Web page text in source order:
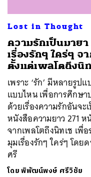
Lost in Thought
ความรักเป็นมาย
เรื่องรักๆ ใคร่ๆ จ
ตั้งแต่เพลโตถึงนิ
เพราะ ‘รัก’ มีหลายรู
แบบไหน เพื่อการศึกษา
ด้วยเรื่องความรักอันจ
หนังสือความยาว 271
จากเพลโตถึงนิทเช เพื่
มุมเรื่องรักๆ ใคร่ๆ โด
ศรี
โดยพิพัฒน์พงษ์ ศรีวิชัย